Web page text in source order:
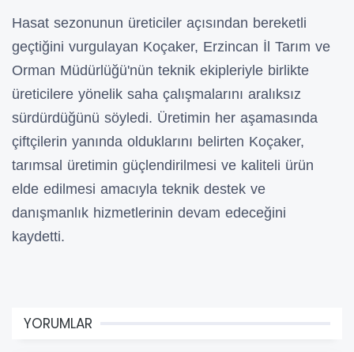
Hasat sezonunun üreticiler açısından bereketli
geçtiğini vurgulayan Koçaker, Erzincan İl Tarım ve
Orman Müdürlüğü'nün teknik ekipleriyle birlikte
üreticilere yönelik saha çalışmalarını aralıksız
sürdürdüğünü söyledi. Üretimin her aşamasında
çiftçilerin yanında olduklarını belirten Koçaker,
tarımsal üretimin güçlendirilmesi ve kaliteli ürün
elde edilmesi amacıyla teknik destek ve
danışmanlık hizmetlerinin devam edeceğini
kaydetti.
YORUMLAR